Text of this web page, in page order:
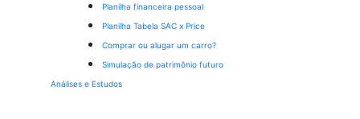
Planilha financeira pessoal
Planilha Tabela SAC x Price
Comprar ou alugar um carro?
Simulação de patrimônio futuro
Análises e Estudos